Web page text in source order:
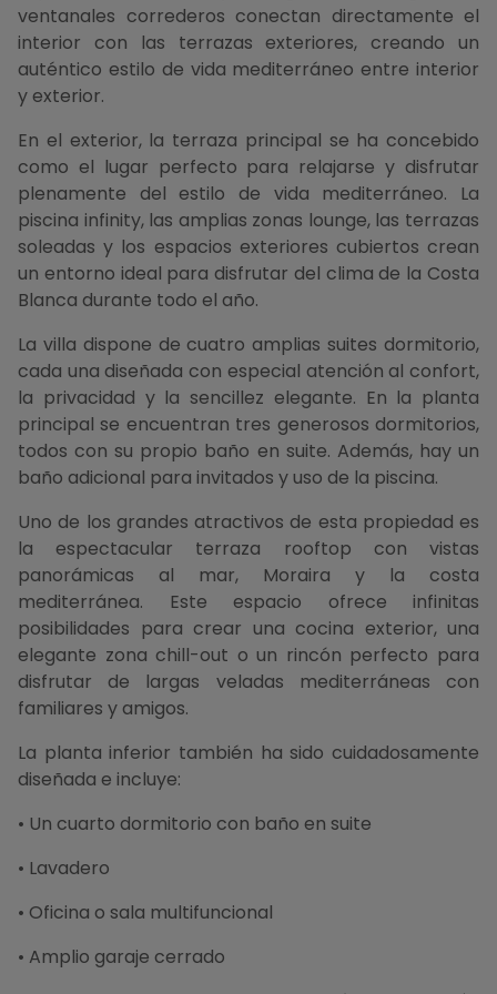
ventanales correderos conectan directamente el
interior con las terrazas exteriores, creando un
auténtico estilo de vida mediterráneo entre interior
y exterior.
En el exterior, la terraza principal se ha concebido
como el lugar perfecto para relajarse y disfrutar
plenamente del estilo de vida mediterráneo. La
piscina infinity, las amplias zonas lounge, las terrazas
soleadas y los espacios exteriores cubiertos crean
un entorno ideal para disfrutar del clima de la Costa
Blanca durante todo el año.
La villa dispone de cuatro amplias suites dormitorio,
cada una diseñada con especial atención al confort,
la privacidad y la sencillez elegante. En la planta
principal se encuentran tres generosos dormitorios,
todos con su propio baño en suite. Además, hay un
baño adicional para invitados y uso de la piscina.
Uno de los grandes atractivos de esta propiedad es
la espectacular terraza rooftop con vistas
panorámicas al mar, Moraira y la costa
mediterránea. Este espacio ofrece infinitas
posibilidades para crear una cocina exterior, una
elegante zona chill-out o un rincón perfecto para
disfrutar de largas veladas mediterráneas con
familiares y amigos.
La planta inferior también ha sido cuidadosamente
diseñada e incluye:
• Un cuarto dormitorio con baño en suite
• Lavadero
• Oficina o sala multifuncional
• Amplio garaje cerrado